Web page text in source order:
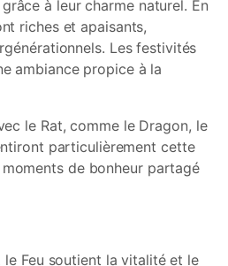
à leur charme naturel. En
riches et apaisants,
Les festivités
ambiance propice à la
le Rat, comme le Dragon, le
particulièrement cette
de bonheur partagé
le Feu soutient la vitalité et le